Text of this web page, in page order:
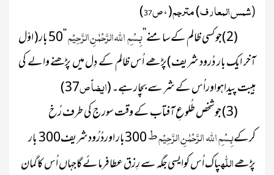
(شمس المعارف)مترجم( ،ص37 )
(2) جوکسی ظالم کے سامنے’’بِسْمِ اللہ الرَّحْمٰنِ الرَّ حِیْم‘‘50 بار ( اوّل
آخر ایک باردُرود شریف)پڑھے اُس ظالم کے دِل میں پڑھنے والے کی
ہیبت پیداہواوراُس کے شر سے بچارہے۔(ایضاً ص37)
(3) جوشخص طُلوعِ آفتاب کے وقت سورج کی طرف رُخ
کرکےبِسْمِ اللہ الرَّحْمٰنِالرَّ حِیْمط
300بار اوردُرُودشریف300 بار
پڑھےاللّٰہپاکاُس کوایسی جگہ سے رِزق عطافرمائے گاجہاں اُس کاگمان